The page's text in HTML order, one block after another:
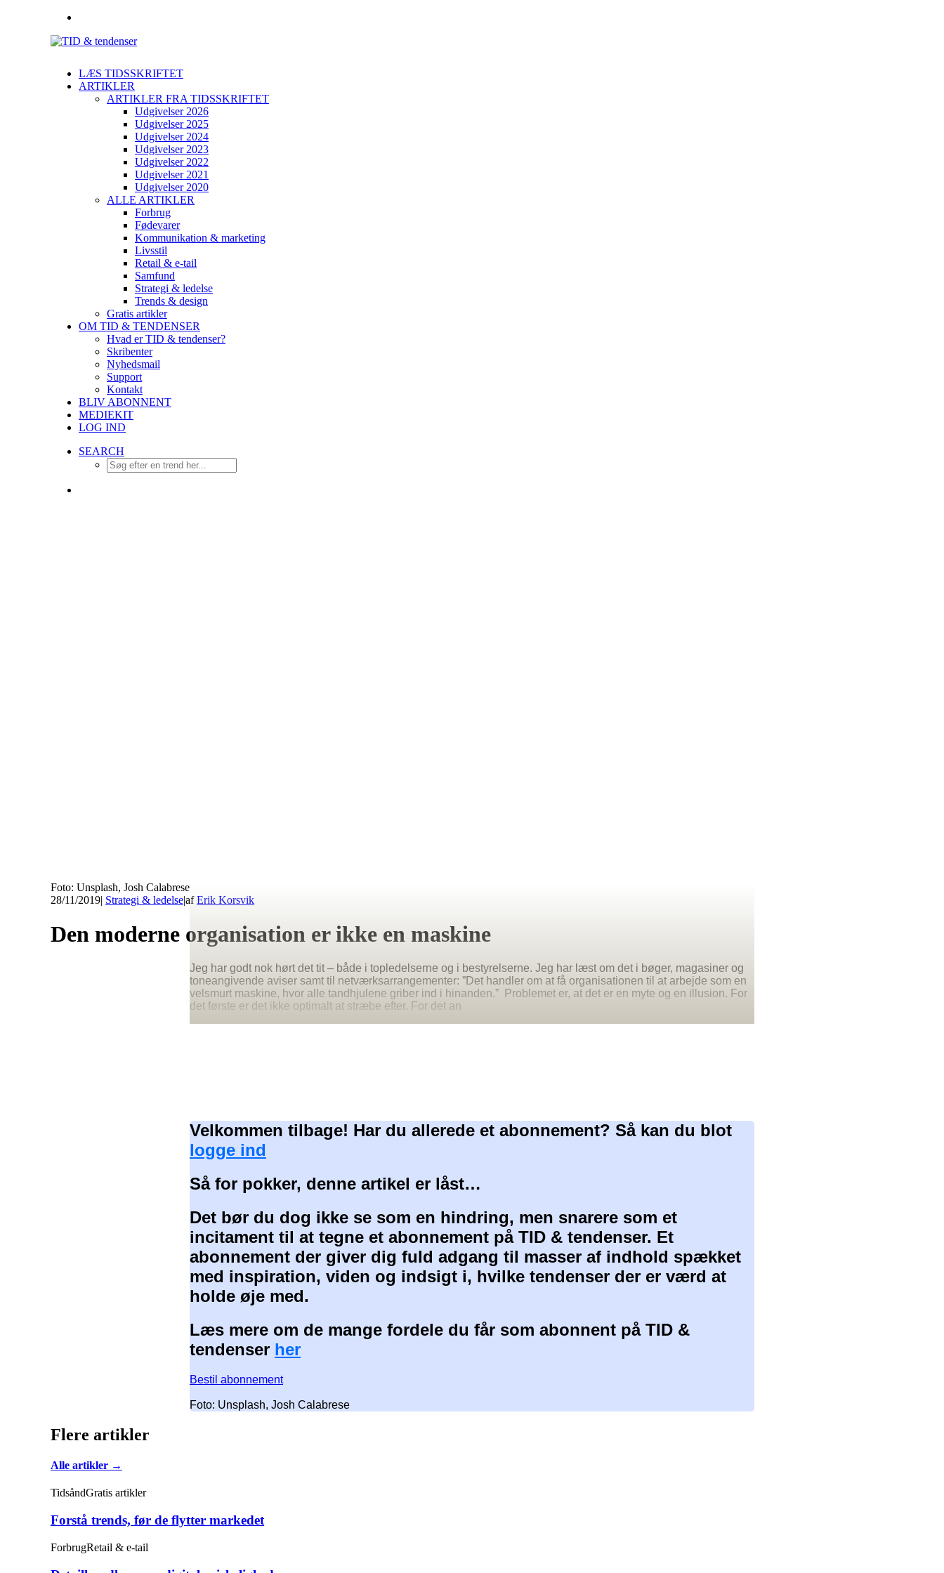
LÆS TIDSSKRIFTET
ARTIKLER
ARTIKLER FRA TIDSSKRIFTET
Udgivelser 2026
Udgivelser 2025
Udgivelser 2024
Udgivelser 2023
Udgivelser 2022
Udgivelser 2021
Udgivelser 2020
ALLE ARTIKLER
Forbrug
Fødevarer
Kommunikation & marketing
Livsstil
Retail & e-tail
Samfund
Strategi & ledelse
Trends & design
Gratis artikler
OM TID & TENDENSER
Hvad er TID & tendenser?
Skribenter
Nyhedsmail
Support
Kontakt
BLIV ABONNENT
MEDIEKIT
LOG IND
SEARCH
Foto: Unsplash, Josh Calabrese
28/11/2019| Strategi & ledelse|afErik Korsvik
Den moderne organisation er ikke en maskine
Jeg har godt nok hørt det tit – både i topledelserne og i bestyrelserne. Jeg har læst om det i bøger, magasiner og
toneangivende aviser samt til netværksarrangementer: ”Det handler om at få organisationen til at arbejde som en
velsmurt maskine, hvor alle tandhjulene griber ind i hinanden.” Problemet er, at det er en myte og en illusion. For
det første er det ikke optimalt at stræbe efter. For det an
Velkommen tilbage! Har du allerede et abonnement? Så kan du blot
logge ind
Så for pokker, denne artikel er låst…
Det bør du dog ikke se som en hindring, men snarere som et
incitament til at tegne et abonnement på TID & tendenser. Et
abonnement der giver dig fuld adgang til masser af indhold spækket
med inspiration, viden og indsigt i, hvilke tendenser der er værd at
holde øje med.
Læs mere om de mange fordele du får som abonnent på TID &
tendenser her
Bestil abonnement
Foto: Unsplash, Josh Calabrese
Flere artikler
Alle artikler →
TidsåndGratis artikler
Forstå trends, før de flytter markedet
ForbrugRetail & e-tail